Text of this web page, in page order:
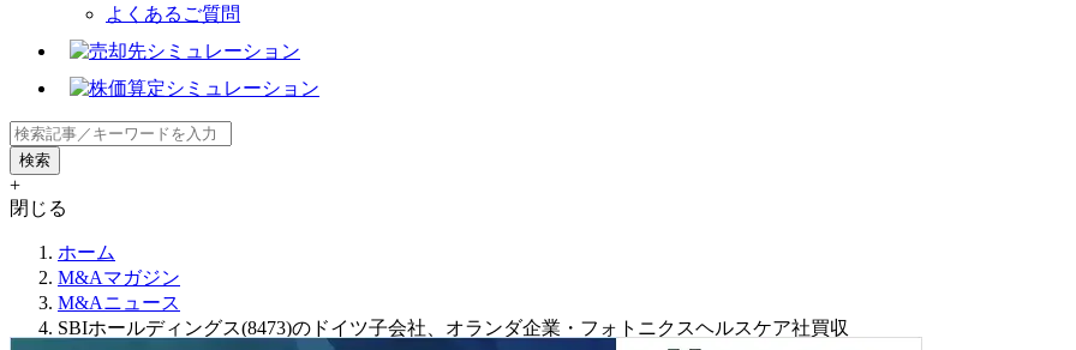
よくあるご質問
+
閉じる
ホーム
M&Aマガジン
M&Aニュース
SBIホールディングス(8473)のドイツ子会社、オランダ企業・フォトニクスヘルスケア社買収